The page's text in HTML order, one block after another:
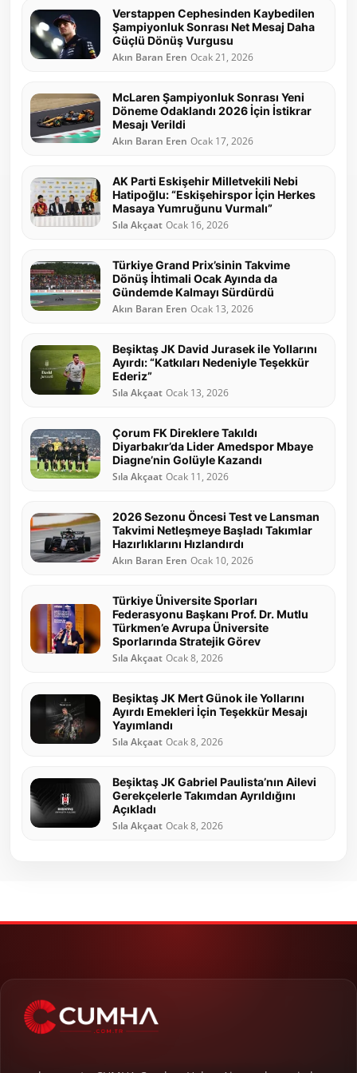
Verstappen Cephesinden Kaybedilen
Şampiyonluk Sonrası Net Mesaj Daha
Güçlü Dönüş Vurgusu
Akın Baran Eren Ocak 21, 2026
McLaren Şampiyonluk Sonrası Yeni
Döneme Odaklandı 2026 İçin İstikrar
Mesajı Verildi
Akın Baran Eren Ocak 17, 2026
AK Parti Eskişehir Milletvekili Nebi
Hatipoğlu: “Eskişehirspor İçin Herkes
Masaya Yumruğunu Vurmalı”
Sıla Akçaat Ocak 16, 2026
Türkiye Grand Prix’sinin Takvime
Dönüş İhtimali Ocak Ayında da
Gündemde Kalmayı Sürdürdü
Akın Baran Eren Ocak 13, 2026
Beşiktaş JK David Jurasek ile Yollarını
Ayırdı: “Katkıları Nedeniyle Teşekkür
Ederiz”
Sıla Akçaat Ocak 13, 2026
Çorum FK Direklere Takıldı
Diyarbakır’da Lider Amedspor Mbaye
Diagne’nin Golüyle Kazandı
Sıla Akçaat Ocak 11, 2026
2026 Sezonu Öncesi Test ve Lansman
Takvimi Netleşmeye Başladı Takımlar
Hazırlıklarını Hızlandırdı
Akın Baran Eren Ocak 10, 2026
Türkiye Üniversite Sporları
Federasyonu Başkanı Prof. Dr. Mutlu
Türkmen’e Avrupa Üniversite
Sporlarında Stratejik Görev
Sıla Akçaat Ocak 8, 2026
Beşiktaş JK Mert Günok ile Yollarını
Ayırdı Emekleri İçin Teşekkür Mesajı
Yayımlandı
Sıla Akçaat Ocak 8, 2026
Beşiktaş JK Gabriel Paulista’nın Ailevi
Gerekçelerle Takımdan Ayrıldığını
Açıkladı
Sıla Akçaat Ocak 8, 2026